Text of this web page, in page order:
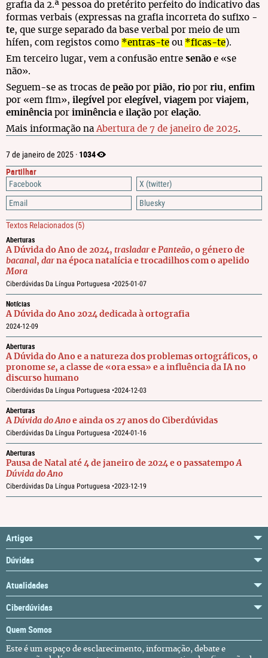
7 de janeiro de 2025 · 1034
Partilhar
Facebook
X (twitter)
Email
Bluesky
Textos Relacionados (5)
Aberturas
A Dúvida do Ano de 2024, trasladar e Panteão, o género de
bacanal, dar na época natalícia e trocadilhos com o apelido
Mora
Ciberdúvidas Da Língua Portuguesa •2025-01-07
Notícias
A Dúvida do Ano 2024 dedicada à ortografia
2024-12-09
Aberturas
A Dúvida do Ano e a natureza dos problemas ortográficos, o
pronome se, a classe de «ora essa» e a influência da IA no
discurso humano
Ciberdúvidas Da Língua Portuguesa •2024-12-03
Aberturas
A Dúvida do Ano e ainda os 27 anos do Ciberdúvidas
Ciberdúvidas Da Língua Portuguesa •2024-01-16
Aberturas
Pausa de Natal até 4 de janeiro de 2024 e o passatempoA
Dúvida do Ano
Ciberdúvidas Da Língua Portuguesa •2023-12-19
grafia da 2.ª pessoa do pretérito perfeito do indicativo das
formas verbais (expressas na grafia incorreta do sufixo -
te, que surge separado da base verbal por meio de um
hífen, com registos como *entras-te ou *ficas-te).
Em terceiro lugar, vem a confusão entre senão e «se
não».
Seguem-se as trocas de peão por pião, rio por riu, enfim
por «em fim», ilegível por elegível, viagem por viajem,
eminênciapor iminênciae ilação por elação.
Mais informação naAbertura de 7 de janeiro de 2025.
Artigos
Dúvidas
Atualidades
Ciberdúvidas
Quem Somos
Este é um espaço de esclarecimento, informação, debate e